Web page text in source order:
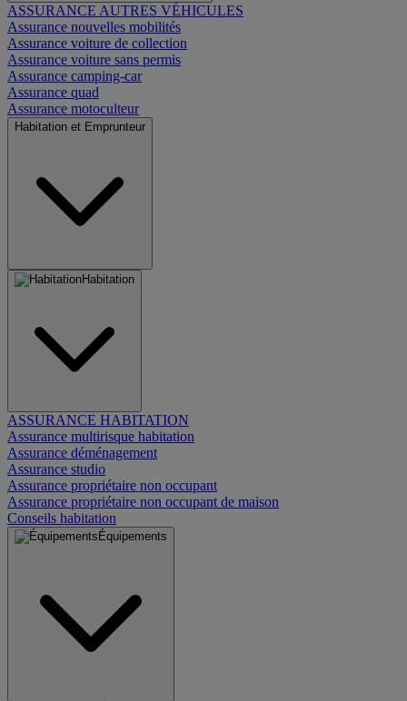
ASSURANCE AUTRES VÉHICULES
Assurance nouvelles mobilités
Assurance voiture de collection
Assurance voiture sans permis
Assurance camping-car
Assurance quad
Assurance motoculteur
Habitation et Emprunteur
Habitation
ASSURANCE HABITATION
Assurance multirisque habitation
Assurance déménagement
Assurance studio
Assurance propriétaire non occupant
Assurance propriétaire non occupant de maison
Conseils habitation
Équipements